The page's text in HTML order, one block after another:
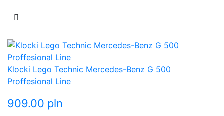
Klocki Lego Technic Mercedes-Benz G 500
Proffesional Line
909.00 pln